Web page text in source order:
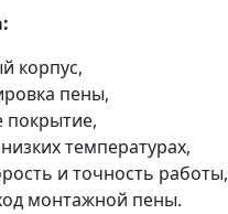
корпус,
пены,
покрытие,
температурах,
и точность работы,
монтажной пены.